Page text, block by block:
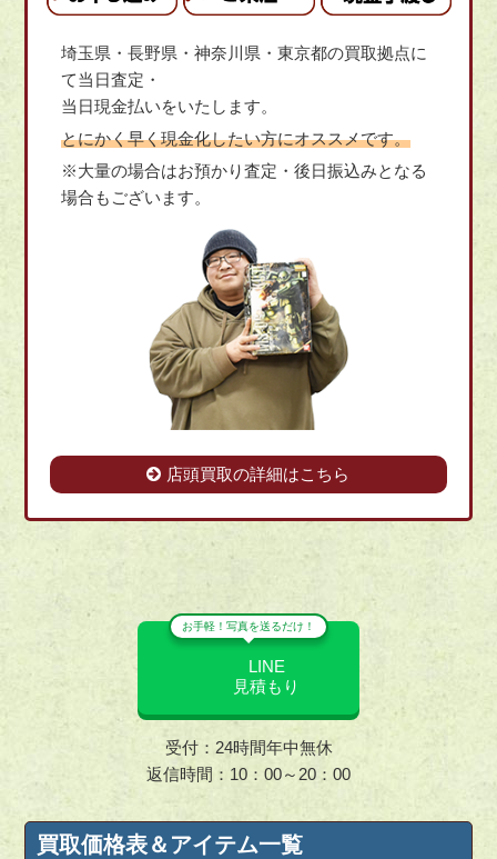
埼玉県・長野県・神奈川県・東京都の買取拠点に
て当日査定・
当日現金払いをいたします。
とにかく早く現金化したい方にオススメです。
※大量の場合はお預かり査定・後日振込みとなる
場合もございます。
店頭買取の詳細はこちら
お手軽！写真を送るだけ！
LINE
見積もり
受付：24時間年中無休
返信時間：10：00～20：00
買取価格表＆アイテム一覧